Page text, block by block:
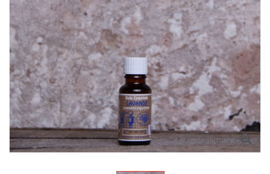
Agrandir l'image